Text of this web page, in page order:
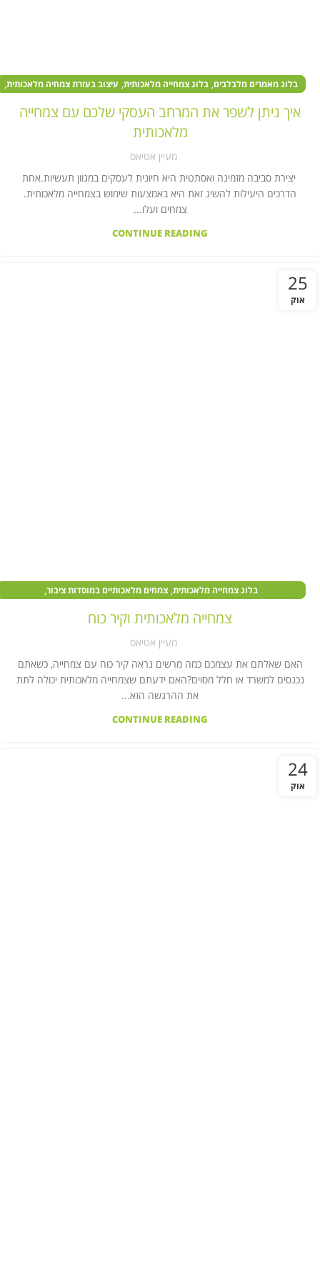
בלוג מאמרים מלבלבים, בלוג צמחייה מלאכותית, עיצוב בעזרת צמחיה מלאכותית,
קיר צמחייה מלאכותית
איך ניתן לשפר את המרחב העסקי שלכם עם צמחייה
מלאכותית
מעיין אטיאס
יצירת סביבה מזמינה ואסתטית היא חיונית לעסקים במגוון תעשיות.אחת
הדרכים היעילות להשיג זאת היא באמצעות שימוש בצמחייה מלאכותית.
צמחים ועלו...
CONTINUE READING
25
אוק
בלוג צמחייה מלאכותית, צמחים מלאכותיים במוסדות ציבור,
צמחייה מלאכותית וקיר כוח
מעיין אטיאס
האם שאלתם את עצמכם כמה מרשים נראה קיר כוח עם צמחייה, כשאתם
נכנסים למשרד או חלל מסוים?האם ידעתם שצמחייה מלאכותית יכולה לתת
את ההרגשה הזא...
CONTINUE READING
24
אוק